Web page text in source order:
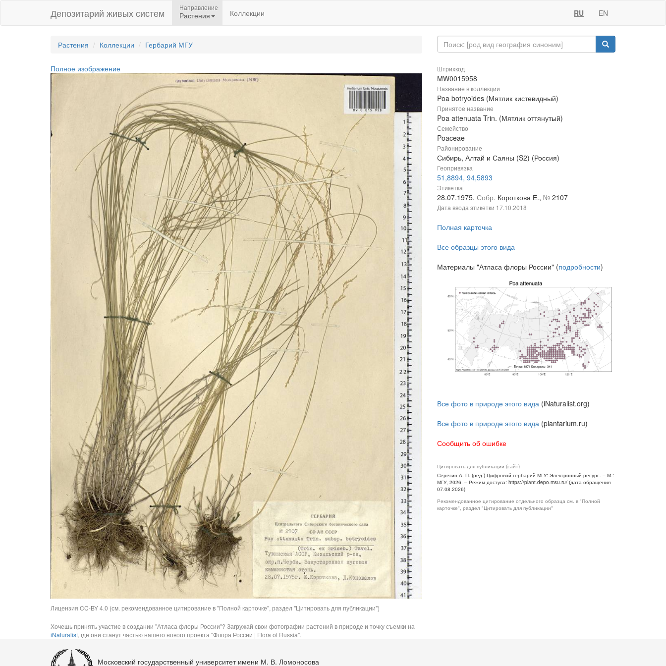
Депозитарий живых систем Направление
Растения Коллекции RU EN
Растения Коллекции Гербарий МГУ
Полное изображение
Лицензия CC-BY 4.0 (см. рекомендованное цитирование в "Полной карточке", раздел "Цитировать для публикации")
Хочешь принять участие в создании "Атласа флоры России"? Загружай свои фотографии растений в природе и точку съемки на
iNaturalist, где они станут частью нашего нового проекта "Флора России | Flora of Russia".
Штрихкод
MW0015958
Название в коллекции
Poa botryoides (Мятлик кистевидный)
Принятое название
Poa attenuata Trin. (Мятлик оттянутый)
Семейство
Poaceae
Районирование
Сибирь, Алтай и Саяны (S2) (Россия)
Геопривязка
51,8894, 94,5893
Этикетка
28.07.1975. Собр. Короткова Е., № 2107
Дата ввода этикетки 17.10.2018
Полная карточка
Все образцы этого вида
Материалы "Атласа флоры России" (подробности)
Все фото в природе этого вида (iNaturalist.org)
Все фото в природе этого вида (plantarium.ru)
Сообщить об ошибке
Цитировать для публикации (сайт)
Серегин А. П. (ред.) Цифровой гербарий МГУ: Электронный ресурс. – М.:
МГУ, 2026. – Режим доступа: https://plant.depo.msu.ru/ (дата обращения
07.08.2026)
Рекомендованное цитирование отдельного образца см. в "Полной
карточке", раздел "Цитировать для публикации"
Московский государственный университет имени М. В. Ломоносова